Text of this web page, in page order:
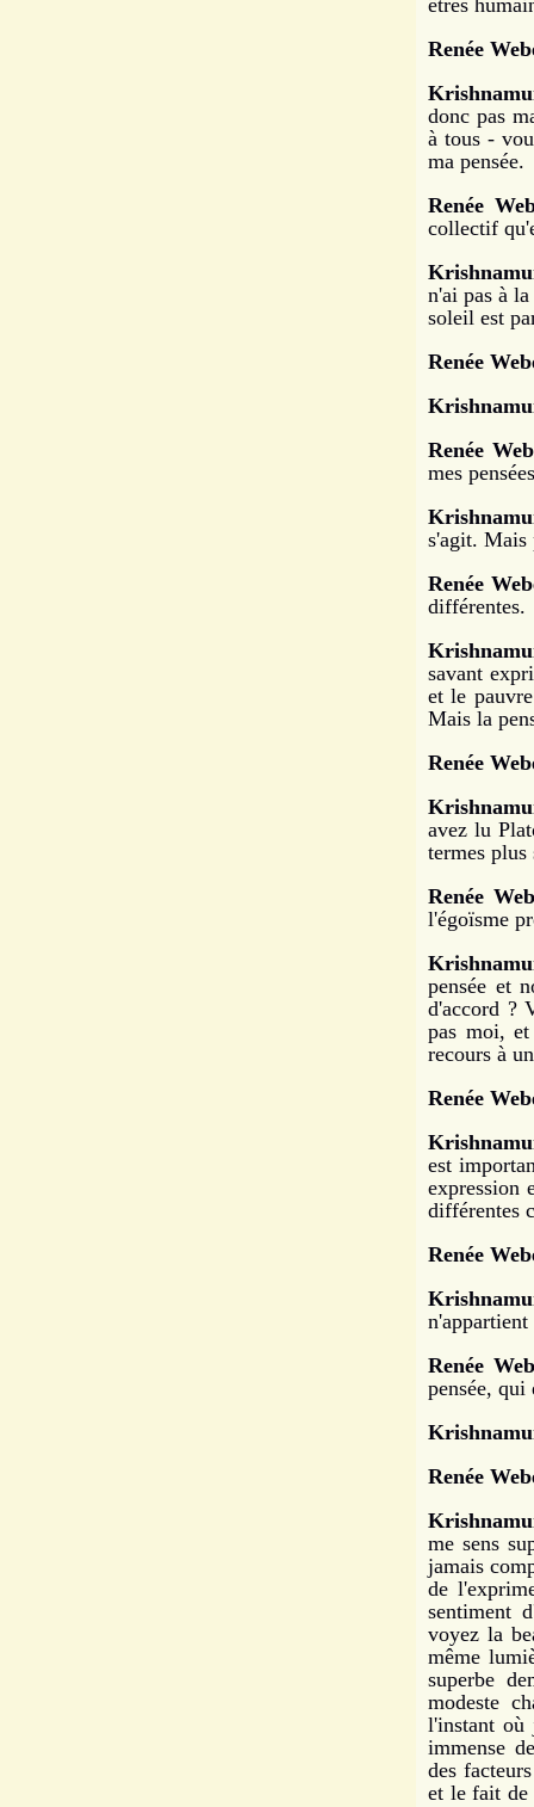
êtres
Renée
donc pas
à tous -
ma pensée.
Renée
collectif
n'ai pas à
soleil est
Renée
Renée
mes
s'agit. Mais
Renée
différentes.
savant
et le
Mais la
Renée
avez lu
termes plus
Renée
l'égoïsme
pensée et
d'accord ?
pas moi,
recours à
Renée
est
expression
différentes
Renée
Renée
pensée, qui
Renée
me sens
jamais
de
sentiment
voyez la
même
superbe
modeste
l'instant
immense
des
et le fait de